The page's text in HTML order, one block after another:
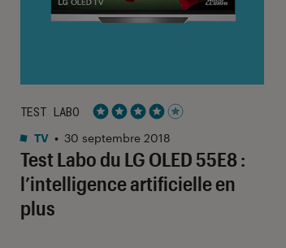
Test Labo du LG OLED 55E8 :
l’intelligence artificielle en
plus
TEST LABO
Noté 4 étoiles sur 5
TV • 30 septembre 2018